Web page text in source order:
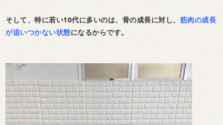
そして、特に若い10代に多いのは、骨の成長に対し、 筋肉の成長
が追いつかない状態になるからです。